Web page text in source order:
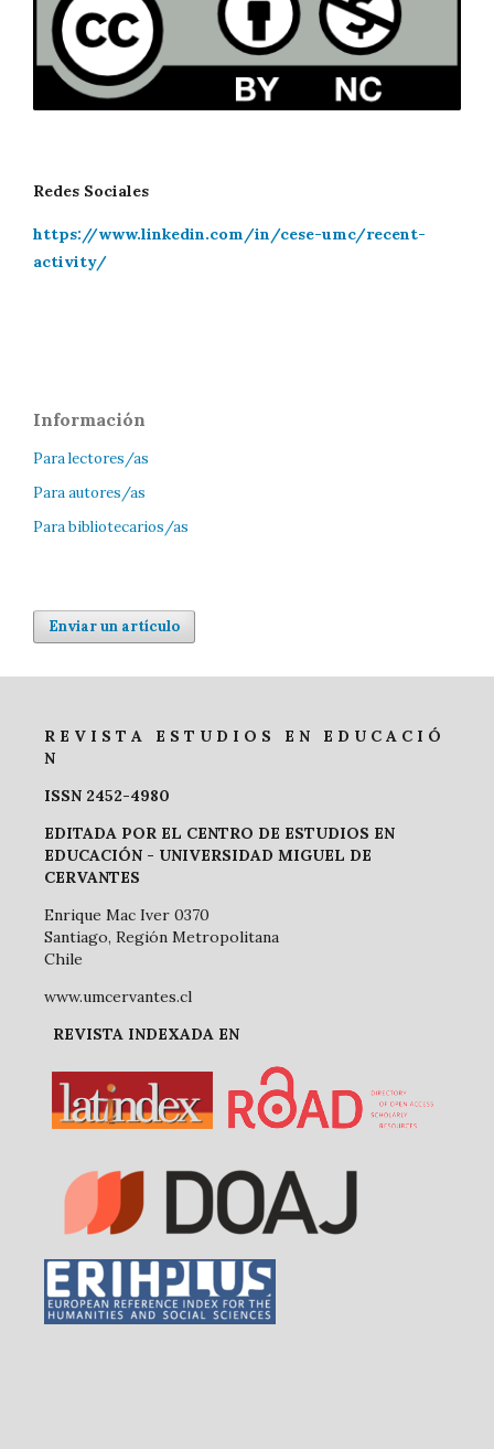
Redes Sociales
https://www.linkedin.com/in/cese-umc/recent-
activity/
Información
Para lectores/as
Para autores/as
Para bibliotecarios/as
Enviar un artículo
R E V I S T A E S T U D I O S E N E D U C A C I Ó
N
ISSN 2452-4980
EDITADA POR EL CENTRO DE ESTUDIOS EN
EDUCACIÓN - UNIVERSIDAD MIGUEL DE
CERVANTES
Enrique Mac Iver 0370
Santiago, Región Metropolitana
Chile
www.umcervantes.cl
REVISTA INDEXADA EN